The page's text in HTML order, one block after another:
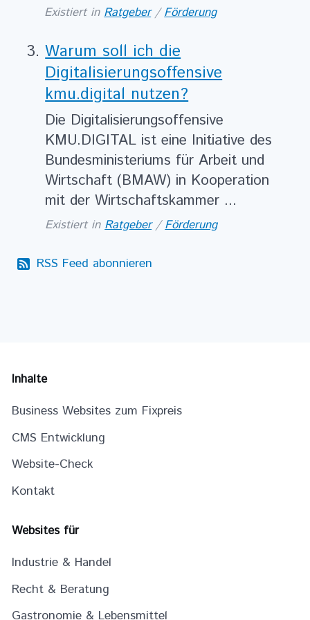
Existiert in Ratgeber /Förderung
Warum soll ich die
Digitalisierungsoffensive
kmu.digital nutzen?
Die Digitalisierungsoffensive
KMU.DIGITAL ist eine Initiative des
Bundesministeriums für Arbeit und
Wirtschaft (BMAW) in Kooperation
mit der Wirtschaftskammer ...
Existiert in Ratgeber /Förderung
RSS Feed abonnieren
Inhalte
Business Websites zum Fixpreis
CMS Entwicklung
Website-Check
Kontakt
Websites für
Industrie & Handel
Recht & Beratung
Gastronomie & Lebensmittel